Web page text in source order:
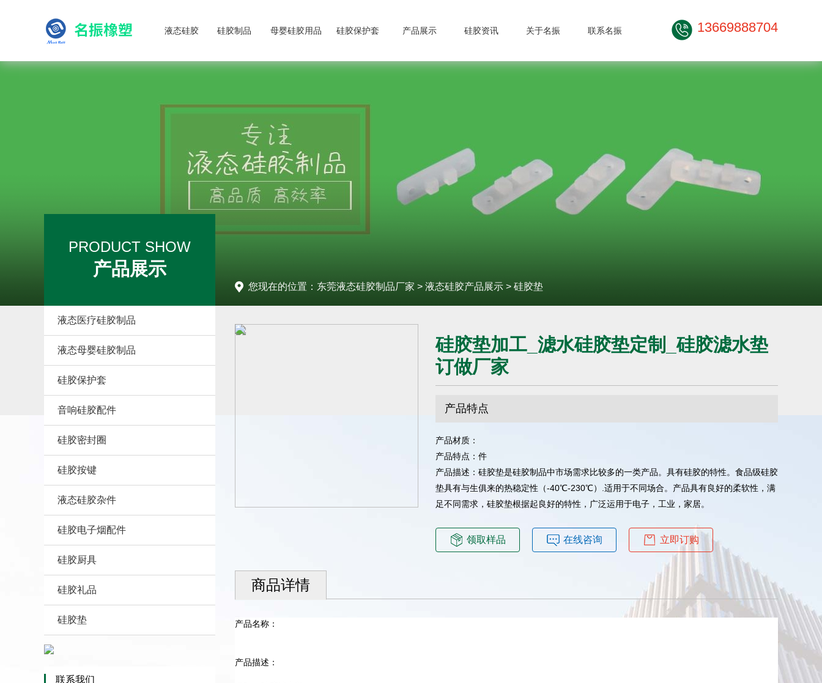
液态硅胶 硅胶制品 母婴硅胶用品 硅胶保护套 产品展示 硅胶资讯 关于名振 联系名振 13669888704
PRODUCT SHOW
产品展示
液态医疗硅胶制品
液态母婴硅胶制品
硅胶保护套
音响硅胶配件
硅胶密封圈
硅胶按键
液态硅胶杂件
硅胶电子烟配件
硅胶厨具
硅胶礼品
硅胶垫
联系我们
您现在的位置： 东莞液态硅胶制品厂家 > 液态硅胶产品展示 > 硅胶垫
硅胶垫加工_滤水硅胶垫定制_硅胶滤水垫
订做厂家
产品特点
产品材质：
产品特点：件
产品描述：硅胶垫是硅胶制品中市场需求比较多的一类产品。具有硅胶的特性。食品级硅胶
垫具有与生俱来的热稳定性（-40℃-230℃）.适用于不同场合。产品具有良好的柔软性，满
足不同需求，硅胶垫根据起良好的特性，广泛运用于电子，工业，家居。
领取样品 在线咨询 立即订购
商品详情
产品名称：
产品描述：